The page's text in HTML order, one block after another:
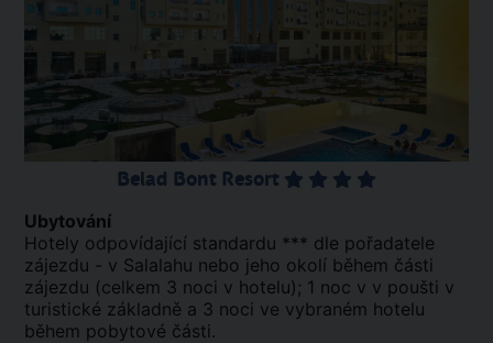
Belad Bont Resort
Ubytování
Hotely odpovídající standardu *** dle pořadatele
zájezdu - v Salalahu nebo jeho okolí během části
zájezdu (celkem 3 noci v hotelu); 1 noc v v poušti v
turistické základně a 3 noci ve vybraném hotelu
během pobytové části.